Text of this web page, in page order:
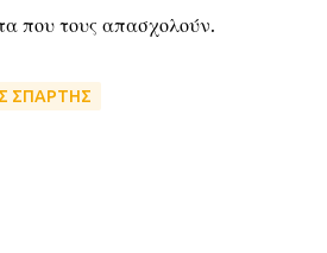
που τους απασχολούν.
ΣΠΑΡΤΗΣ